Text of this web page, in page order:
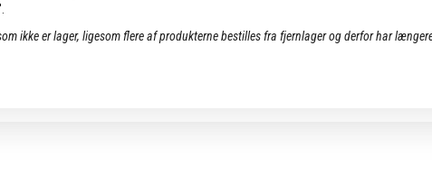
ikke er lager, ligesom flere af produkterne bestilles fra fjernlager og derfor har